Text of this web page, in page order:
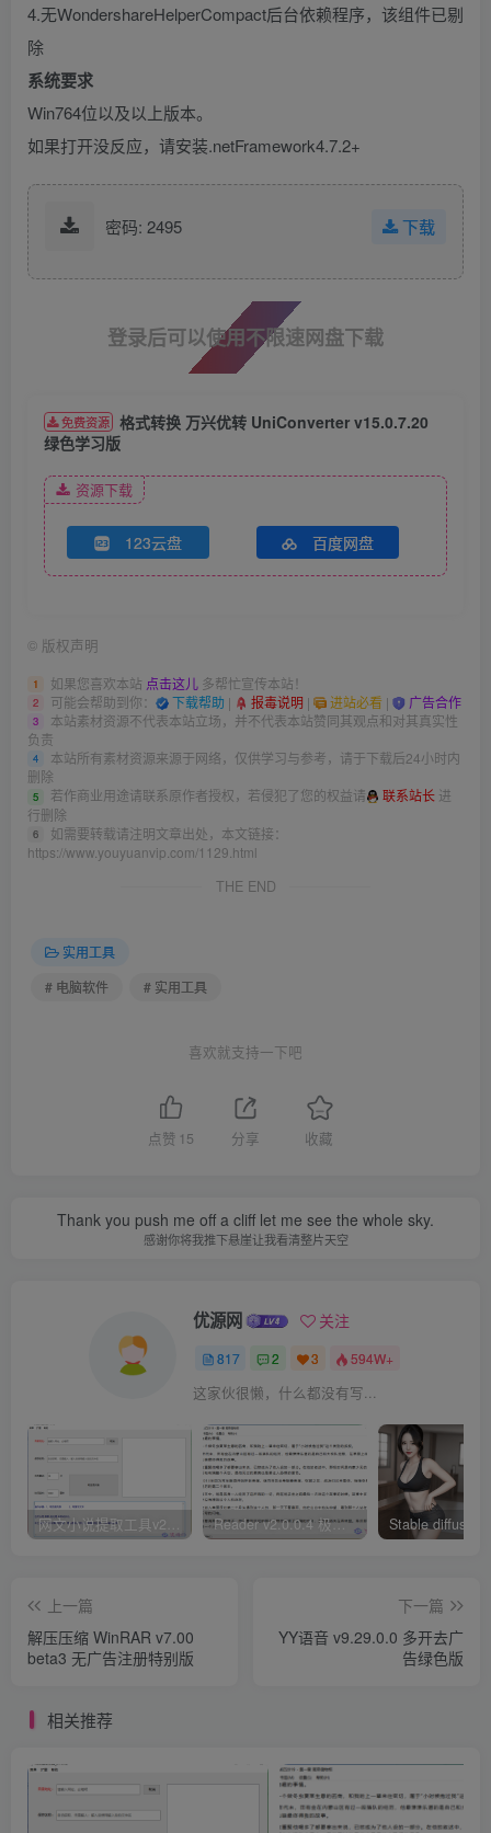
4.无WondershareHelperCompact后台依赖程序，该组件已剔
除
系统要求
Win764位以及以上版本。
如果打开没反应，请安装.netFramework4.7.2+
密码: 2495 下载
登录后可以使用不限速网盘下载
免费资源 格式转换 万兴优转 UniConverter v15.0.7.20
绿色学习版
资源下载
123云盘 百度网盘
© 版权声明
1 如果您喜欢本站 点击这儿 多帮忙宣传本站！
2 可能会帮助到你： 下载帮助 | 报毒说明 | 进站必看 | 广告合作
3
本站素材资源不代表本站立场，并不代表本站赞同其观点和对其真实性
负责
4
本站所有素材资源来源于网络，仅供学习与参考，请于下载后24小时内
删除
5 若作商业用途请联系原作者授权，若侵犯了您的权益请 联系站长 进
行删除
6
如需要转载请注明文章出处，本文链接：
https://www.youyuanvip.com/1129.html
THE END
实用工具
# 电脑软件
# 实用工具
喜欢就支持一下吧
点赞 15 分享 收藏
Thank you push me off a cliff let me see the whole sky.
感谢你将我推下悬崖让我看清整片天空
优源网 关注
817 2 3 594W+
这家伙很懒，什么都没有写...
网文小说提取工具v2.10.02 可以自动下载小说 从此不再花钱看小说 Reader v2.0.0.4 极简小说阅读器支持导入在线及离线书源
上一篇
解压压缩 WinRAR v7.00
beta3 无广告注册特别版
下一篇
YY语音 v9.29.0.0 多开去广
告绿色版
相关推荐